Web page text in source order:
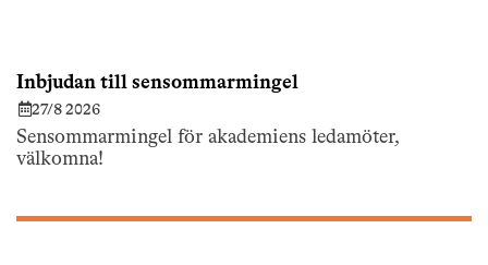
Inbjudan till sensommarmingel
27/8 2026
Sensommarmingel för akademiens ledamöter,
välkomna!